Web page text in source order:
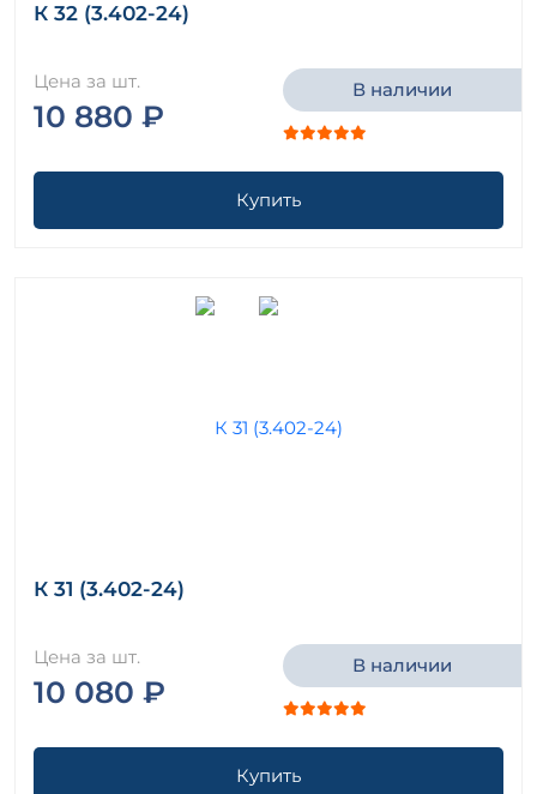
К 32 (3.402-24)
Цена за шт.
10 880 ₽
В наличии
Купить
К 31 (3.402-24)
Цена за шт.
10 080 ₽
В наличии
Купить